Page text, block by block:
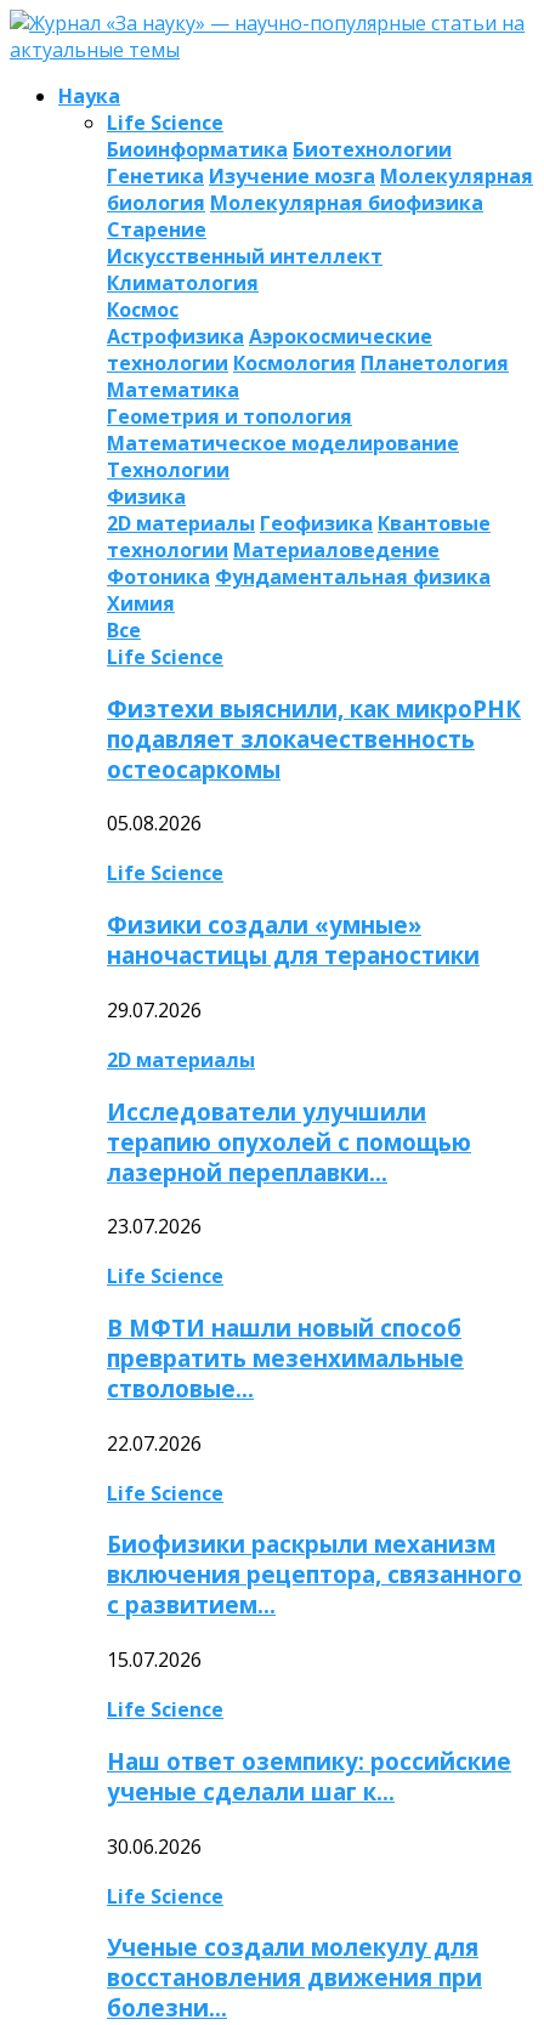
Наука
Life Science
Биоинформатика Биотехнологии
Генетика Изучение мозга Молекулярная
биология Молекулярная биофизика
Старение
Искусственный интеллект
Климатология
Космос
Астрофизика Аэрокосмические
технологии Космология Планетология
Математика
Геометрия и топология
Математическое моделирование
Технологии
Физика
2D материалы Геофизика Квантовые
технологии Материаловедение
Фотоника Фундаментальная физика
Химия
Все
Life Science
Физтехи выяснили, как микроРНК
подавляет злокачественность
остеосаркомы
05.08.2026
Life Science
Физики создали «умные»
наночастицы для тераностики
29.07.2026
2D материалы
Исследователи улучшили
терапию опухолей с помощью
лазерной переплавки…
23.07.2026
Life Science
В МФТИ нашли новый способ
превратить мезенхимальные
стволовые…
22.07.2026
Life Science
Биофизики раскрыли механизм
включения рецептора, связанного
с развитием…
15.07.2026
Life Science
Наш ответ оземпику: российские
ученые сделали шаг к…
30.06.2026
Life Science
Ученые создали молекулу для
восстановления движения при
болезни…